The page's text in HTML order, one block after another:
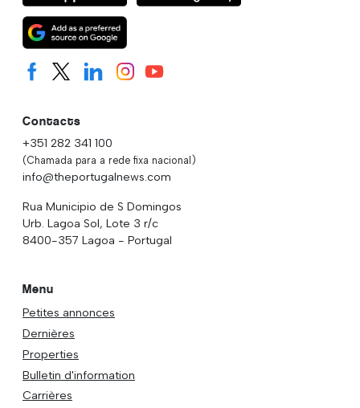
Contacts
+351 282 341 100
(Chamada para a rede fixa nacional)
info@theportugalnews.com
Rua Municipio de S Domingos
Urb. Lagoa Sol, Lote 3 r/c
8400-357 Lagoa - Portugal
Menu
Petites annonces
Dernières
Properties
Bulletin d'information
Carrières